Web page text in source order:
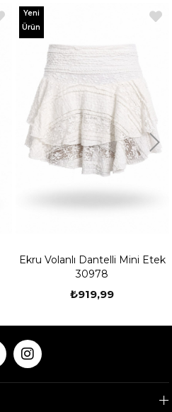
Ekru Volanlı Dantelli Mini Etek
30978
₺919,99
Yeni
Ürün